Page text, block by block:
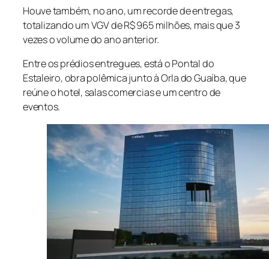
Houve também, no ano, um recorde de entregas,
totalizando um VGV de R$ 965 milhões, mais que 3
vezes o volume do ano anterior.
Entre os prédios entregues, está o Pontal do
Estaleiro, obra polêmica junto à Orla do Guaíba, que
reúne o hotel, salas comercias e um centro de
eventos.